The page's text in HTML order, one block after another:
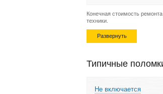
Конечная стоимость
техники.
Развернуть
Типичные
Не включается